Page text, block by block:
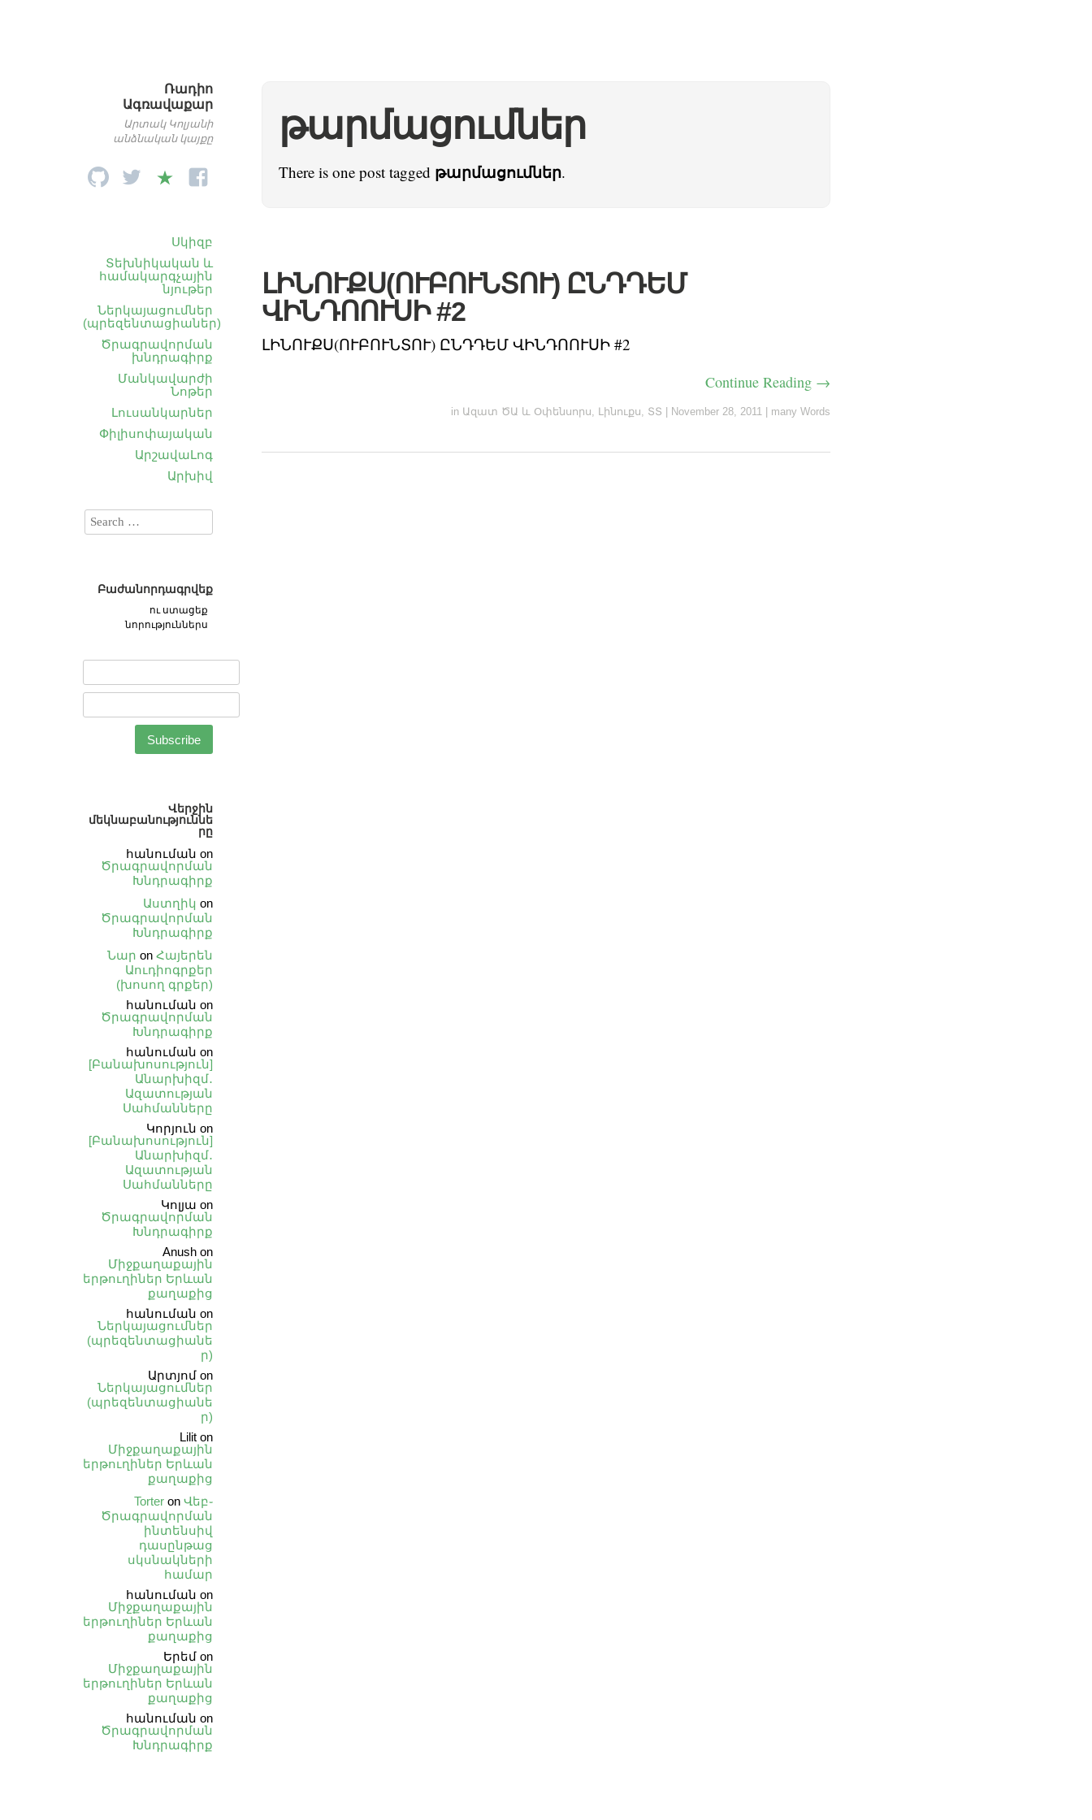
Ռադիո
Ագռավաքար
Արտակ Կոլյանի
անձնական կայքը
Սկիզբ
Տեխնիկական և
համակարգչային
նյութեր
Ներկայացումներ
(պրեզենտացիաներ)
Ծրագրավորման
խնդրագիրք
Մանկավարժի
Նոթեր
Լուսանկարներ
Փիլիսոփայական
ԱրշավաԼոգ
Արխիվ
թարմացումներ
There is one post tagged թարմացումներ.
ԼԻՆՈՒՔՍ(ՈՒԲՈՒՆՏՈՒ) ԸՆԴԴԵՄ
ՎԻՆԴՈՈՒՍԻ #2
ԼԻՆՈՒՔՍ(ՈՒԲՈՒՆՏՈՒ) ԸՆԴԴԵՄ ՎԻՆԴՈՈՒՍԻ #2
Continue Reading →
in Ազատ ԾԱ և Օփենսորս, Լինուքս, ՏՏ November 28, 2011 many Words
Բաժանորդագրվեք
ու ստացեք
նորություններս
Վերջին
մեկնաբանություննե
րը
հանուման on
Ծրագրավորման
Խնդրագիրք
Աստղիկ on
Ծրագրավորման
Խնդրագիրք
Նար on Հայերեն
Աուդիոգրքեր
(խոսող գրքեր)
հանուման on
Ծրագրավորման
Խնդրագիրք
հանուման on
[Բանախոսություն]
Անարխիզմ․
Ազատության
Սահմանները
Կորյուն on
[Բանախոսություն]
Անարխիզմ․
Ազատության
Սահմանները
Կոլյա on
Ծրագրավորման
Խնդրագիրք
Anush on
Միջքաղաքային
երթուղիներ Երևան
քաղաքից
հանուման on
Ներկայացումներ
(պրեզենտացիանե
ր)
Արտյոմ on
Ներկայացումներ
(պրեզենտացիանե
ր)
Lilit on
Միջքաղաքային
երթուղիներ Երևան
քաղաքից
Torter on Վեբ֊
Ծրագրավորման
ինտենսիվ
դասընթաց
սկսնակների
համար
հանուման on
Միջքաղաքային
երթուղիներ Երևան
քաղաքից
Երեմ on
Միջքաղաքային
երթուղիներ Երևան
քաղաքից
հանուման on
Ծրագրավորման
Խնդրագիրք